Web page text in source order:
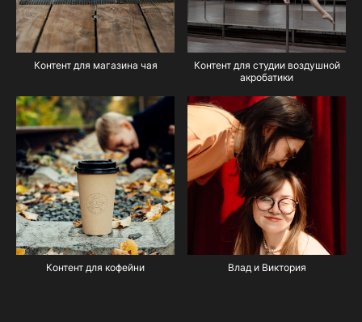
Контент для магазина чая
Контент для студии воздушной
акробатики
Контент для кофейни Влад и Виктория